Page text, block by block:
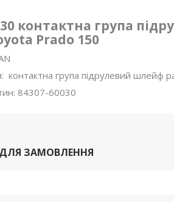
контактна група
Prado 150
контактна група підрулевий шлейф
84307-60030
ЗАМОВЛЕННЯ